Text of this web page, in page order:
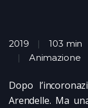
2019 103 min
Animazione
Dopo
Arendelle. Ma